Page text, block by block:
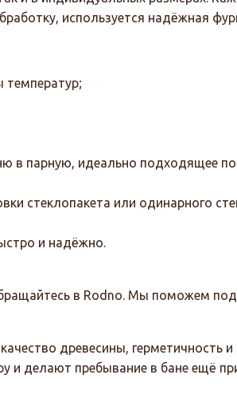
используется надёжная
температур;
в парную, идеально подходящее
стеклопакета или одинарного
и надёжно.
в Rodno. Мы поможем
древесины, герметичность
и делают пребывание в бане ещё